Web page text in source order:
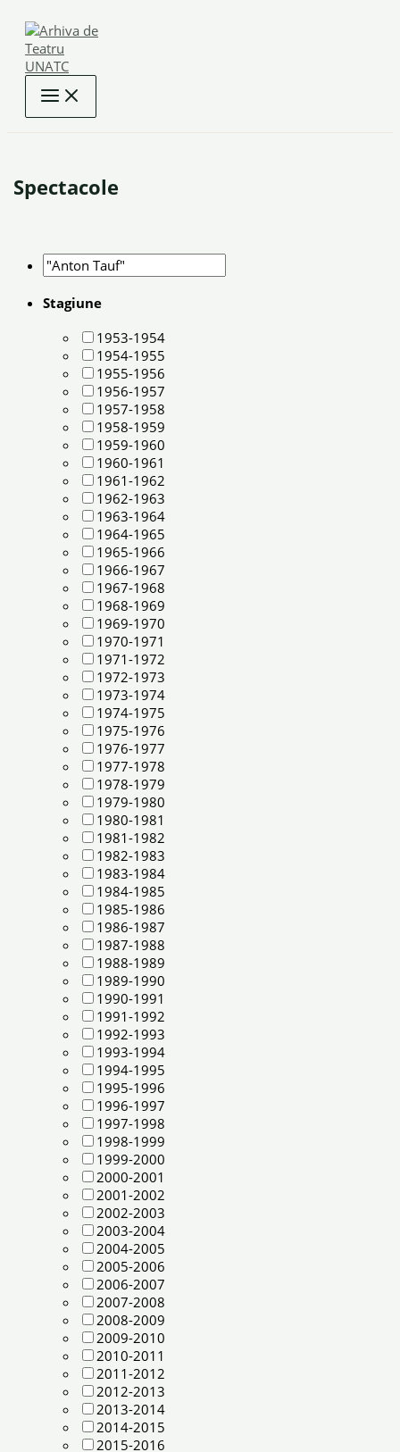
content
Spectacole
Stagiune
1953-1954
1954-1955
1955-1956
1956-1957
1957-1958
1958-1959
1959-1960
1960-1961
1961-1962
1962-1963
1963-1964
1964-1965
1965-1966
1966-1967
1967-1968
1968-1969
1969-1970
1970-1971
1971-1972
1972-1973
1973-1974
1974-1975
1975-1976
1976-1977
1977-1978
1978-1979
1979-1980
1980-1981
1981-1982
1982-1983
1983-1984
1984-1985
1985-1986
1986-1987
1987-1988
1988-1989
1989-1990
1990-1991
1991-1992
1992-1993
1993-1994
1994-1995
1995-1996
1996-1997
1997-1998
1998-1999
1999-2000
2000-2001
2001-2002
2002-2003
2003-2004
2004-2005
2005-2006
2006-2007
2007-2008
2008-2009
2009-2010
2010-2011
2011-2012
2012-2013
2013-2014
2014-2015
2015-2016